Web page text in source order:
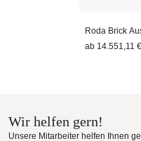
Roda Brick
ab 14.551,11 €
Wir helfen gern!
Unsere Mitarbeiter helfen Ihnen